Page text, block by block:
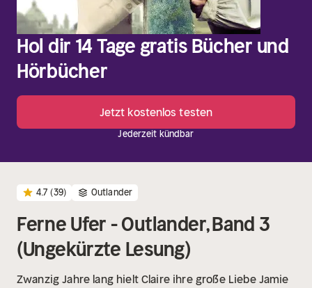
Hol dir 14 Tage gratis Bücher und
Hörbücher
Jetzt kostenlos testen
Jederzeit kündbar
4.7 (39) Outlander
Ferne Ufer - Outlander, Band 3
(Ungekürzte Lesung)
Zwanzig Jahre lang hielt Claire ihre große Liebe Jamie